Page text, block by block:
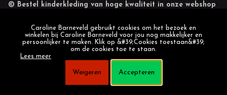
© Bestel kinderkleding van hoge kwaliteit in onze webshop
Caroline Barneveld gebruikt cookies om het bezoek en
winkelen bij Caroline Barneveld voor jou nog makkelijker en
persoonlijker te maken. Klik op &#39;Cookies toestaan&#39;
om de cookies toe te staan.
Lees meer
Weigeren Accepteren